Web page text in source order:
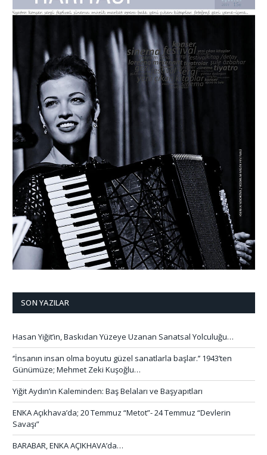
SON YAZILAR
Hasan Yiğit’in, Baskıdan Yüzeye Uzanan Sanatsal Yolculuğu…
‘’İnsanın insan olma boyutu güzel sanatlarla başlar.’’ 1943’ten
Günümüze; Mehmet Zeki Kuşoğlu…
Yiğit Aydın’ın Kaleminden: Baş Belaları ve Başyapıtları
ENKA Açıkhava’da; 20 Temmuz “Metot”- 24 Temmuz “Devlerin
Savaşı”
BARABAR, ENKA AÇIKHAVA’da…